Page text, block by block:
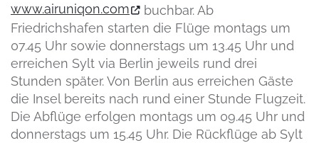
www.airuniqon.com
buchbar. Ab
Friedrichshafen starten die Flüge montags um
07.45 Uhr sowie donnerstags um 13.45 Uhr und
erreichen Sylt via Berlin jeweils rund drei
Stunden später. Von Berlin aus erreichen Gäste
die Insel bereits nach rund einer Stunde Flugzeit.
Die Abflüge erfolgen montags um 09.45 Uhr und
donnerstags um 15.45 Uhr. Die Rückflüge ab Sylt